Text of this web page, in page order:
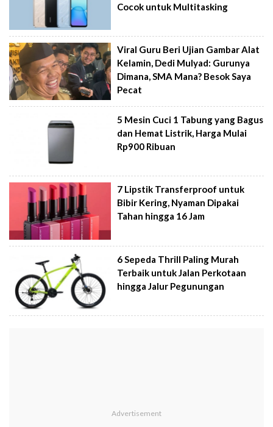
Cocok untuk Multitasking
Viral Guru Beri Ujian Gambar Alat
Kelamin, Dedi Mulyad: Gurunya
Dimana, SMA Mana? Besok Saya
Pecat
5 Mesin Cuci 1 Tabung yang Bagus
dan Hemat Listrik, Harga Mulai
Rp900 Ribuan
7 Lipstik Transferproof untuk
Bibir Kering, Nyaman Dipakai
Tahan hingga 16 Jam
6 Sepeda Thrill Paling Murah
Terbaik untuk Jalan Perkotaan
hingga Jalur Pegunungan